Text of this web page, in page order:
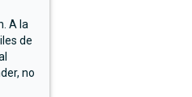
A la
de
no